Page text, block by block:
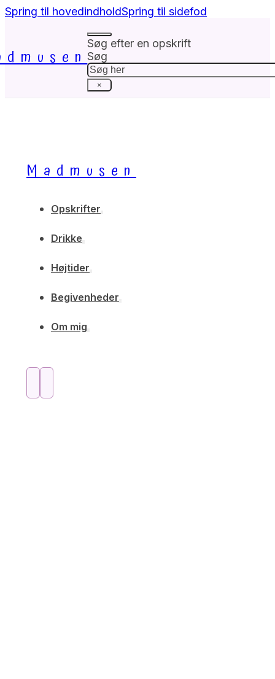
Spring til hovedindholdSpring til sidefod
Søg efter en opskrift
Søg
×
Madmusen
Opskrifter
Drikke
Højtider
Begivenheder
Om mig